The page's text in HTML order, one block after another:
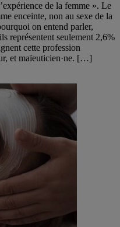
de la femme ». Le
enceinte, non au sexe de la
on entend parler,
représentent seulement 2,6%
cette profession
et maïeuticien·ne. […]